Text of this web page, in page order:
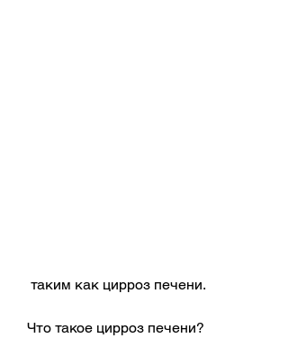
таким как цирроз печени.
Что такое цирроз печени?